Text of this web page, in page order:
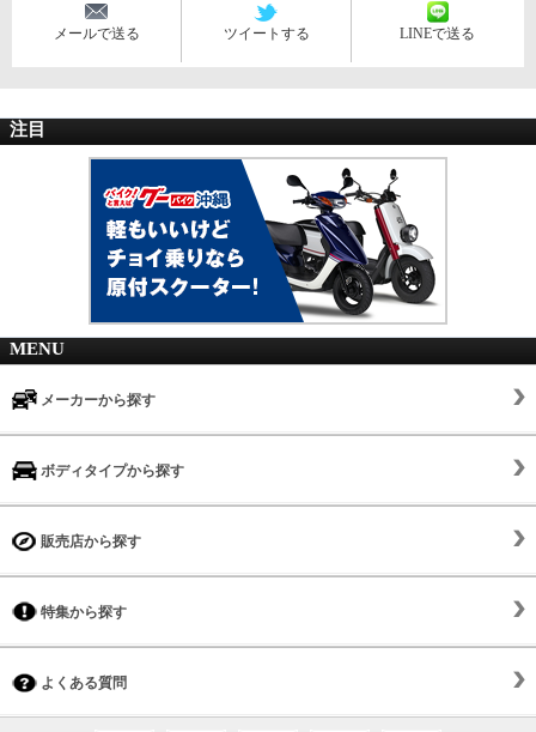
メールで送る ツイートする LINEで送る
注目
MENU
メーカーから探す
ボディタイプから探す
販売店から探す
特集から探す
よくある質問